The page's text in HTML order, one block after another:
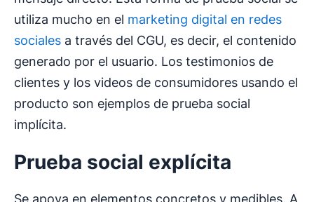
utiliza mucho en el marketing digital en redes
sociales a través del CGU, es decir, el contenido
generado por el usuario. Los testimonios de
clientes y los videos de consumidores usando el
producto son ejemplos de prueba social
implícita.
Prueba social explícita
Se apoya en elementos concretos y medibles. A